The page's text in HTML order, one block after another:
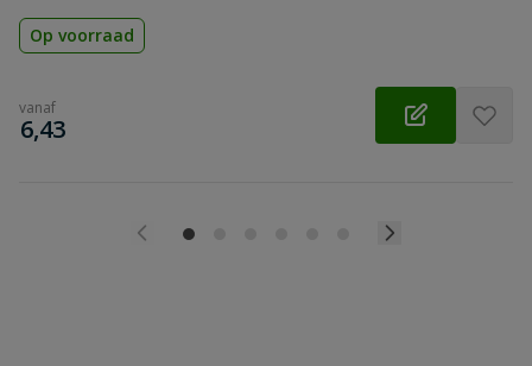
Op voorraad
vanaf
€
6,43